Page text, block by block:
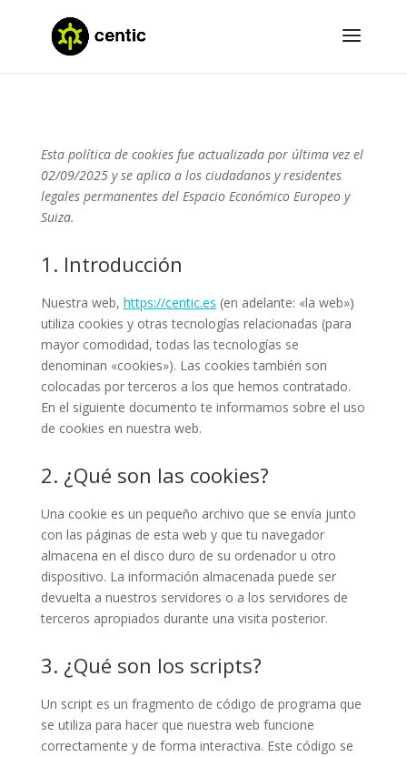
Esta política de cookies fue actualizada por última vez el
02/09/2025 y se aplica a los ciudadanos y residentes
legales permanentes del Espacio Económico Europeo y
Suiza.
1. Introducción
Nuestra web, https://centic.es (en adelante: «la web»)
utiliza cookies y otras tecnologías relacionadas (para
mayor comodidad, todas las tecnologías se
denominan «cookies»). Las cookies también son
colocadas por terceros a los que hemos contratado.
En el siguiente documento te informamos sobre el uso
de cookies en nuestra web.
2. ¿Qué son las cookies?
Una cookie es un pequeño archivo que se envía junto
con las páginas de esta web y que tu navegador
almacena en el disco duro de su ordenador u otro
dispositivo. La información almacenada puede ser
devuelta a nuestros servidores o a los servidores de
terceros apropiados durante una visita posterior.
3. ¿Qué son los scripts?
Un script es un fragmento de código de programa que
se utiliza para hacer que nuestra web funcione
correctamente y de forma interactiva. Este código se